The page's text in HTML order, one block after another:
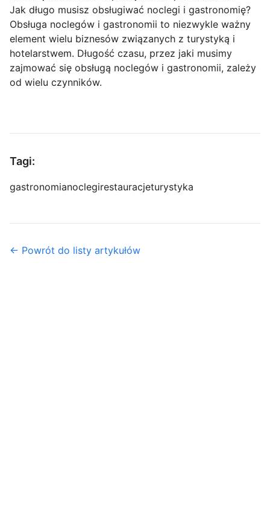
Jak długo musisz obsługiwać noclegi i gastronomię?
Obsługa noclegów i gastronomii to niezwykle ważny
element wielu biznesów związanych z turystyką i
hotelarstwem. Długość czasu, przez jaki musimy
zajmować się obsługą noclegów i gastronomii, zależy
od wielu czynników.
Tagi:
gastronomianoclegirestauracjeturystyka
← Powrót do listy artykułów